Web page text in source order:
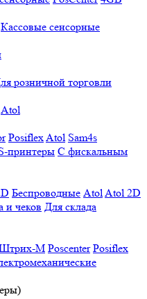
Кассовые сенсорные
розничной торговли
Atol
PosiflexAtol Sam4s
принтеры С фискальным
Беспроводные AtolAtol 2D
и чеков Для склада
М Poscenter Posiflex